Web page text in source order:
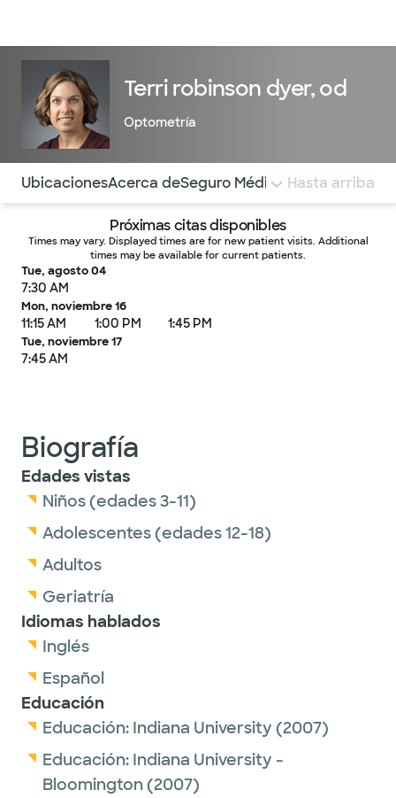
Terri robinson dyer, od
Optometría
Utilice esta navegación para saltar rápidamente a
UbicacionesAcerca deSeguro Médico COMENTARIOS
Hasta arriba
Próximas citas disponibles
Times may vary. Displayed times are for new patient visits. Additional
times may be available for current patients.
Tue, agosto 04
7:30 AM
Mon, noviembre 16
11:15 AM 1:00 PM 1:45 PM
Tue, noviembre 17
7:45 AM
Biografía
Edades vistas
Niños (edades 3-11)
Adolescentes (edades 12-18)
Adultos
Geriatría
Idiomas hablados
Inglés
Español
Educación
Educación: Indiana University (2007)
Educación: Indiana University -
Bloomington (2007)